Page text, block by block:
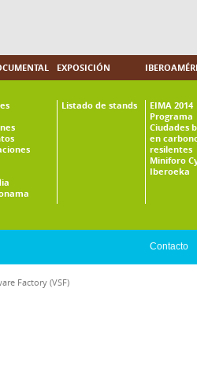
EXPOSICIÓN
Listado de stands
EIMA 2014
Programa
Ciudades
en
resilentes
Miniforo
Iberoeka
Contacto
Factory (VSF)